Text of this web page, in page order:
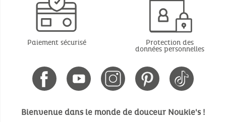
Paiement sécurisé Protection des
données personnelles
Bienvenue dans le monde de douceur Noukie's !